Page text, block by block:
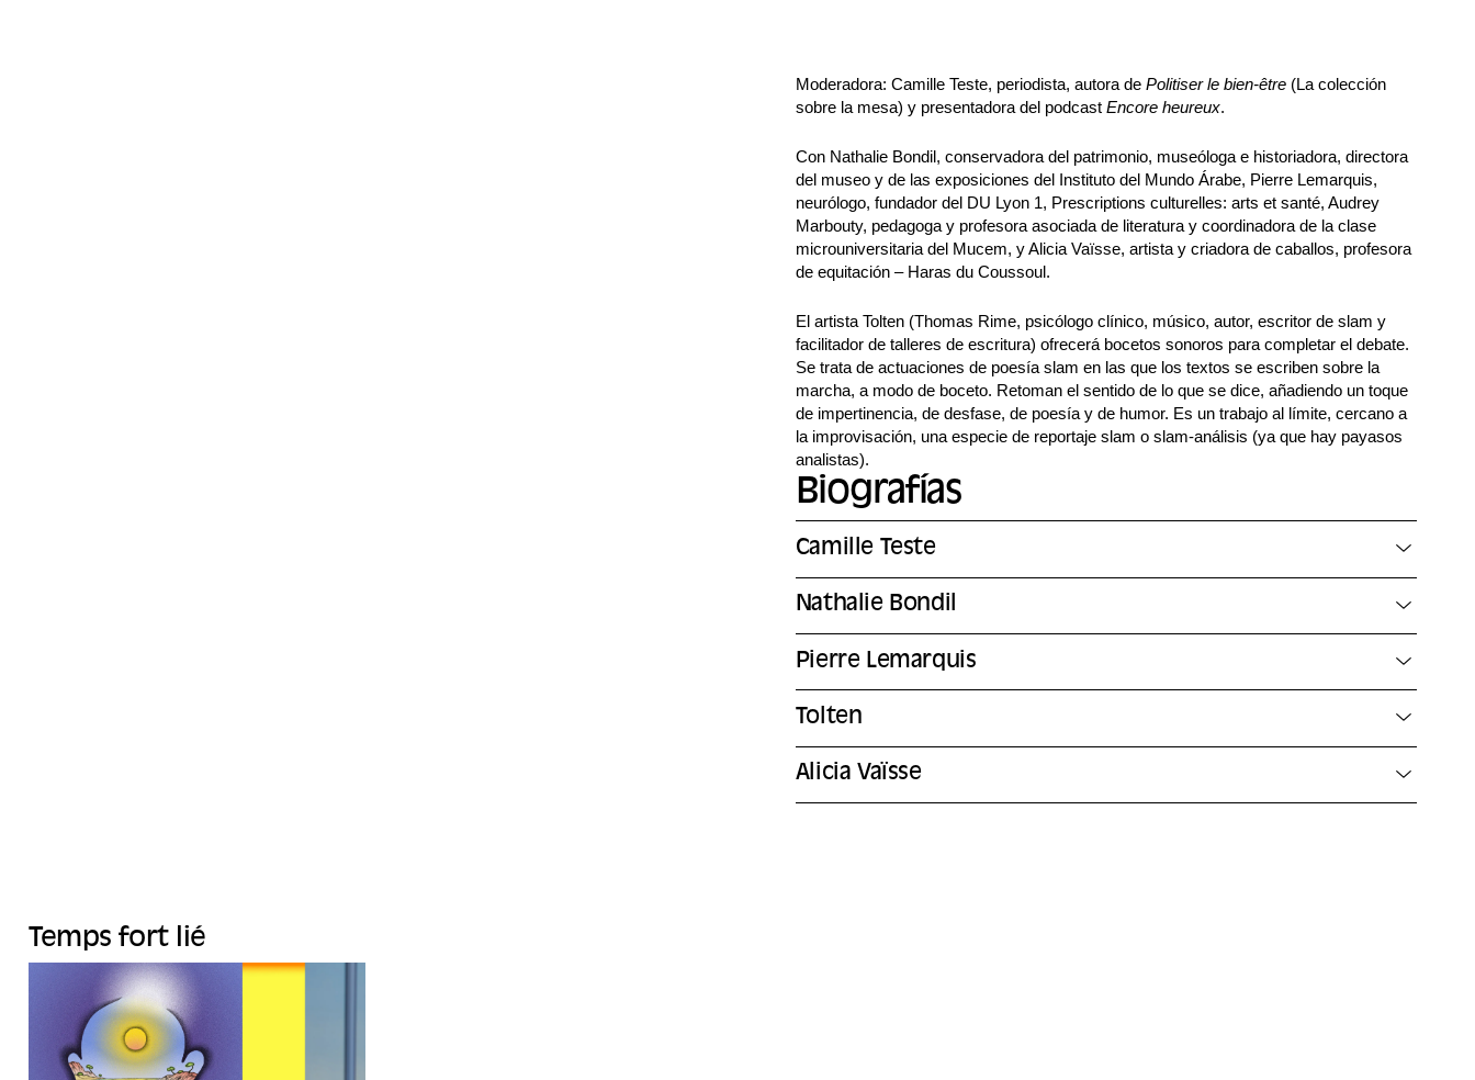
Moderadora: Camille Teste, periodista, autora de Politiser le bien-être(La colección
sobre la mesa) y presentadora del podcast Encore heureux.
Con Nathalie Bondil, conservadora del patrimonio, museóloga e historiadora, directora
del museo y de las exposiciones del Instituto del Mundo Árabe, Pierre Lemarquis,
neurólogo, fundador del DU Lyon 1, Prescriptions culturelles: arts et santé, Audrey
Marbouty, pedagoga y profesora asociada de literatura y coordinadora de la clase
microuniversitaria del Mucem, y Alicia Vaïsse, artista y criadora de caballos, profesora
de equitación – Haras du Coussoul.
El artista Tolten (Thomas Rime, psicólogo clínico, músico, autor, escritor de slam y
facilitador de talleres de escritura) ofrecerá bocetos sonoros para completar el debate.
Se trata de actuaciones de poesía slam en las que los textos se escriben sobre la
marcha, a modo de boceto. Retoman el sentido de lo que se dice, añadiendo un toque
de impertinencia, de desfase, de poesía y de humor. Es un trabajo al límite, cercano a
la improvisación, una especie de reportaje slam o slam-análisis (ya que hay payasos
analistas).
Biografías
Camille Teste
Nathalie Bondil
Pierre Lemarquis
Tolten
Alicia Vaïsse
Temps fort lié